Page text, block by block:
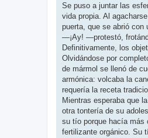
Se puso a juntar las
vida propia. Al
puerta, que se abrió con
—¡Ay! —protestó,
Definitivamente, los
Olvidándose por
de mármol se llenó de
armónica: volcaba la
requería la receta
Mientras esperaba que
otra tontería de su
su tío porque hacía más
fertilizante orgánico. Su